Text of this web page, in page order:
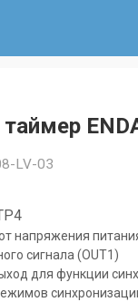
LV-03
напряжения
сигнала (OUT1)
для функции
синхронизации